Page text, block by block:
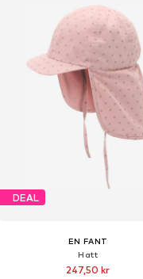
DEAL
EN FANT
Hatt
247,50 kr